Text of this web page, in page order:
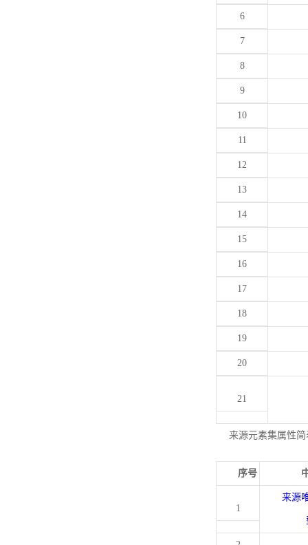
6
7
8
9
10
11
12
13
14
15
16
17
18
19
20
21
来源元素集属性简
序号
1
来源